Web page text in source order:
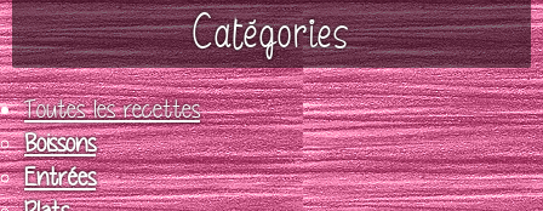
Catégories
Toutes les recettes
Boissons
Entrées